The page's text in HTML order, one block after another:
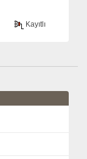
Kayıtlı